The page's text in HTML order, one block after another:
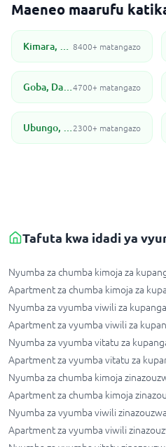
Maeneo maarufu
Kimara, Dar Es Salaam 8400+ matangazo
Goba, Dar Es Salaam4700+ matangazo
Ubungo, Dar Es Salaam2300+ matangazo
Tafuta kwa idadi ya
Nyumba za chumba kimoja za
Apartment za chumba kimoja za
Nyumba za vyumba viwili za
Apartment za vyumba viwili za
Nyumba za vyumba vitatu za
Apartment za vyumba vitatu za
Nyumba za chumba kimoja
Apartment za chumba kimoja
Nyumba za vyumba viwili
Apartment za vyumba viwili